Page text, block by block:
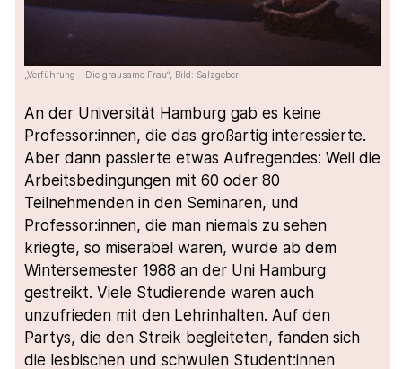
„Verführung – Die grausame Frau“, Bild: Salzgeber
An der Universität Hamburg gab es keine
Professor:innen, die das großartig interessierte.
Aber dann passierte etwas Aufregendes: Weil die
Arbeitsbedingungen mit 60 oder 80
Teilnehmenden in den Seminaren, und
Professor:innen, die man niemals zu sehen
kriegte, so miserabel waren, wurde ab dem
Wintersemester 1988 an der Uni Hamburg
gestreikt. Viele Studierende waren auch
unzufrieden mit den Lehrinhalten. Auf den
Partys, die den Streik begleiteten, fanden sich
die lesbischen und schwulen Student:innen